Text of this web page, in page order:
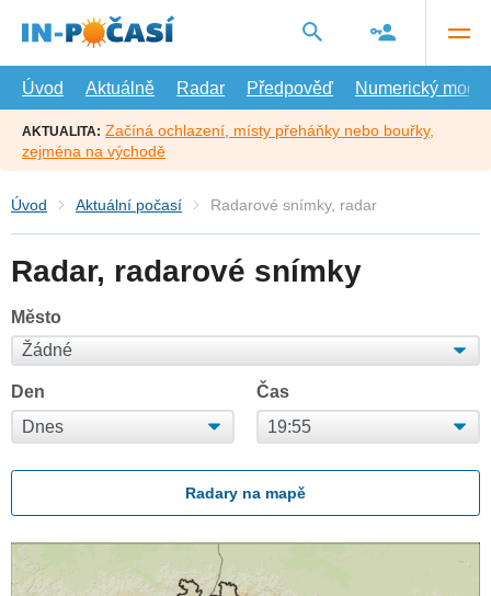
hlavní
Úvod
Aktuálně Radar Předpověď Numerický model
AKTUALITA: Začíná ochlazení, místy přeháňky nebo bouřky,
zejména na východě
Úvod Aktuální počasí Radarové snímky, radar
Radar, radarové snímky
Město
Den Čas
Radary na mapě